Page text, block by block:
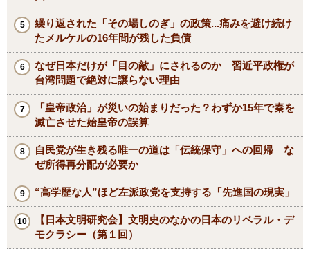
繰り返された「その場しのぎ」の政策...痛みを避け続け
たメルケルの16年間が残した負債
なぜ日本だけが「目の敵」にされるのか 習近平政権が
台湾問題で絶対に譲らない理由
「皇帝政治」が災いの始まりだった？わずか15年で秦を
滅亡させた始皇帝の誤算
自民党が生き残る唯一の道は「伝統保守」への回帰 な
ぜ所得再分配が必要か
“高学歴な人”ほど左派政党を支持する「先進国の現実」
【日本文明研究会】文明史のなかの日本のリベラル・デ
モクラシー（第１回）